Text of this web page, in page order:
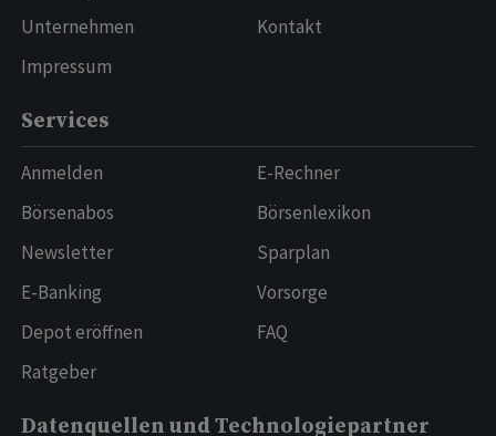
Unternehmen
Impressum
Kontakt
Services
Anmelden
Börsenabos
Newsletter
E-Banking
Depot eröffnen
Ratgeber
E-Rechner
Börsenlexikon
Sparplan
Vorsorge
FAQ
Datenquellen und Technologiepartner